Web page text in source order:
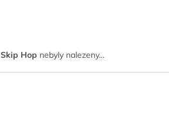
Skip Hop nebyly nalezeny...